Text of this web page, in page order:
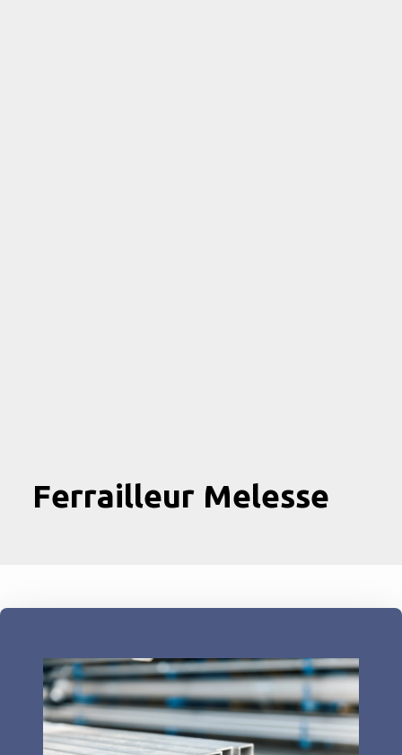
Ferrailleur Melesse